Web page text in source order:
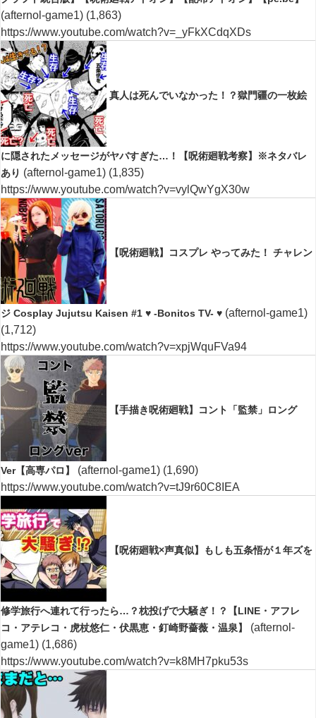
(afternol-game1) (1,863)
https://www.youtube.com/watch?v=_yFkXCdqXDs
真人は死んでいなかった！？獄門疆の一枚絵
に隠されたメッセージがヤバすぎた…！【呪術廻戦考察】※ネタバレ
あり (afternol-game1) (1,835)
https://www.youtube.com/watch?v=vylQwYgX30w
【呪術廻戦】コスプレ やってみた！ チャレン
ジ Cosplay Jujutsu Kaisen #1 ♥ -Bonitos TV- ♥ (afternol-game1)
(1,712)
https://www.youtube.com/watch?v=xpjWquFVa94
【手描き呪術廻戦】コント「監禁」ロング
Ver【高専パロ】 (afternol-game1) (1,690)
https://www.youtube.com/watch?v=tJ9r60C8IEA
【呪術廻戦×声真似】もしも五条悟が１年ズを
修学旅行へ連れて行ったら…？枕投げで大騒ぎ！？【LINE・アフレ
コ・アテレコ・虎杖悠仁・伏黒恵・釘崎野薔薇・温泉】
(afternol-
game1) (1,686)
https://www.youtube.com/watch?v=k8MH7pku53s